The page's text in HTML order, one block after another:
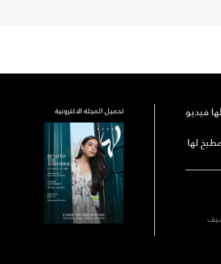
لها فيديو
لها
تحميل المجلة الاكترونية